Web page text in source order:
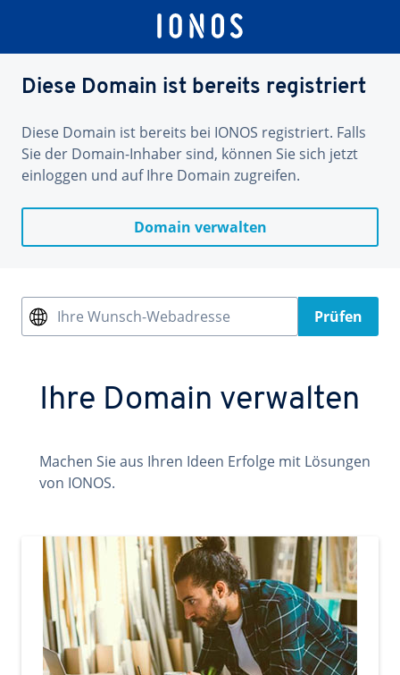
Diese Domain ist bereits registriert
Diese Domain ist bereits bei IONOS registriert. Falls
Sie der Domain-Inhaber sind, können Sie sich jetzt
einloggen und auf Ihre Domain zugreifen.
Domain verwalten
Ihre Wunsch-Webadresse Prüfen
Ihre Domain verwalten
Machen Sie aus Ihren Ideen Erfolge mit Lösungen
von IONOS.